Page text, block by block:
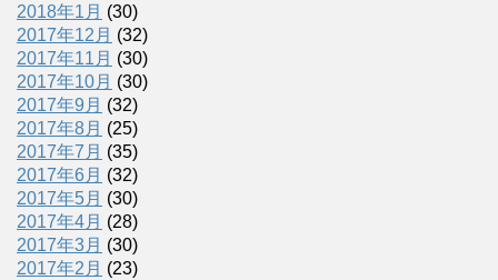
2018年1月 (30)
2017年12月 (32)
2017年11月 (30)
2017年10月 (30)
2017年9月 (32)
2017年8月 (25)
2017年7月 (35)
2017年6月 (32)
2017年5月 (30)
2017年4月 (28)
2017年3月 (30)
2017年2月 (23)